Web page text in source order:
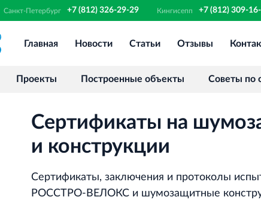
Санкт‐Петербург +7 (812) 326-29-29 Кингисепп +7 (812) 309-
Аренда недвижимости в
Проектный институт по
Главная Новости Статьи Отзывы
Проекты Построенные объекты Советы по
Сертификаты на
и конструкции
Сертификаты, заключения и протоколы
РОССТРО-ВЕЛОКС и шумозащитные